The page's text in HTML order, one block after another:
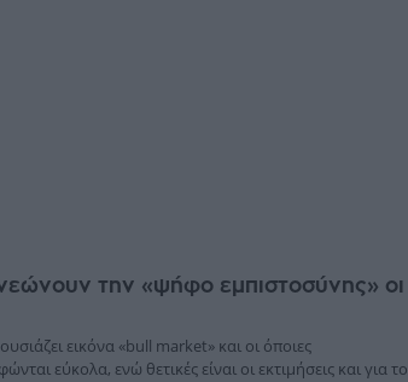
την «ψήφο εμπιστοσύνης» οι
εικόνα «bull market» και οι όποιες
εύκολα, ενώ θετικές είναι οι εκτιμήσεις και για το